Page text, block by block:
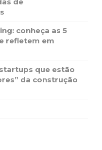
de
conheça as 5
refletem em
que estão
da construção